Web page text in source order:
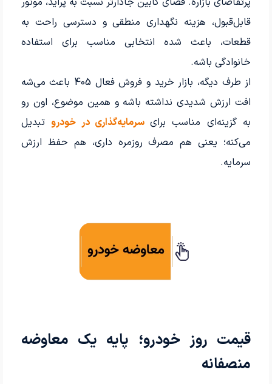
قابل‌قبول، هزینه نگهداری منطقی و دسترسی راحت به
قطعات، باعث شده انتخابی مناسب برای استفاده
خانوادگی باشه.
از طرف دیگه، بازار خرید و فروش فعال 405 باعث می‌شه
افت ارزش شدیدی نداشته باشه و همین موضوع، اون رو
به گزینه‌ای مناسب برای سرمایه‌گذاری در خودروتبدیل
می‌کنه؛ یعنی هم مصرف روزمره داری، هم حفظ ارزش
سرمایه.
قیمت روز خودرو؛ پایه یک معاوضه
منصفانه